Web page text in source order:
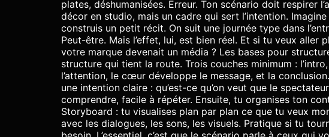
plates, déshumanisées. Erreur. Ton scénario doit respirer
décor en studio, mais un cadre qui sert l’intention.
construis un petit récit. On suit une journée type dans
Peut-être. Mais l’effet, lui, est bien réel. Et si tu veux
votre marque devenait un média ? Les bases pour
structure qui tient la route. Trois couches minimum :
l’attention, le cœur développe le message, et la
une intention claire : qu’est-ce qu’on veut que le
comprendre, facile à répéter. Ensuite, tu organises ton
Storyboard : tu visualises plan par plan ce que tu veux
avec les dialogues, les sons, les visuels. Pratique si tu